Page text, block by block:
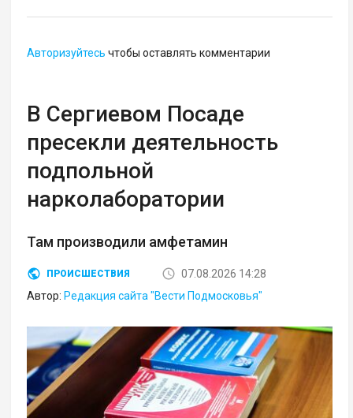
Авторизуйтесь чтобы оставлять комментарии
В Сергиевом Посаде
пресекли деятельность
подпольной
нарколаборатории
Там производили амфетамин
ПРОИСШЕСТВИЯ
07.08.2026 14:28
Автор: Редакция сайта "Вести Подмосковья"